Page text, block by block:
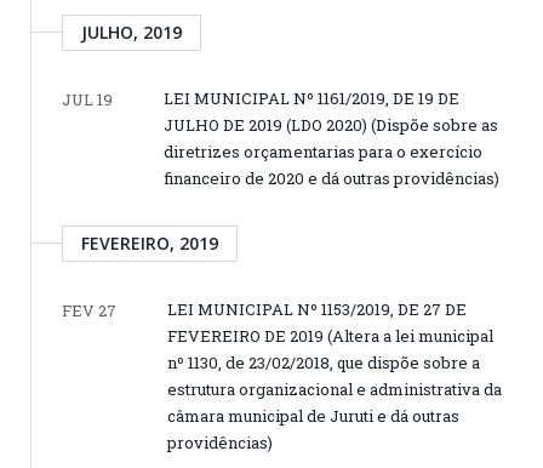
JULHO, 2019
JUL 19
LEI MUNICIPAL Nº 1161/2019, DE 19 DE
JULHO DE 2019 (LDO 2020) (Dispõe sobre as
diretrizes orçamentarias para o exercício
financeiro de 2020 e dá outras providências)
FEVEREIRO, 2019
FEV 27
LEI MUNICIPAL Nº 1153/2019, DE 27 DE
FEVEREIRO DE 2019 (Altera a lei municipal
nº 1130, de 23/02/2018, que dispõe sobre a
estrutura organizacional e administrativa da
câmara municipal de Juruti e dá outras
providências)